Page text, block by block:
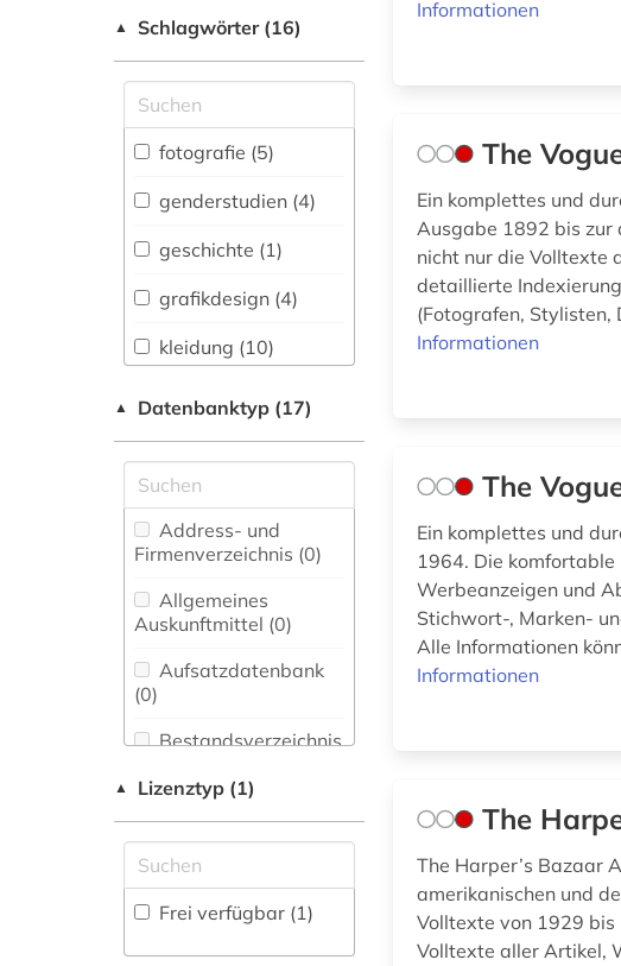
fachübergreifende
Allgemeine und
vergleichende Sprach-
und
Literaturwissenschaft.
Indogermanistik.
Außereuropäische
Sprachen und
Literaturen (0)
Anglistik.
Amerikanistik (0)
Vermessungswesen (0)
Biologie,
Biotechnologie (0)
Buch- und
Bibliothekswesen,
Informationswissenschaft
(0)
Pharmazie (0)
Elektrotechnik,
Elektronik,
Nachrichtentechnik (0)
Energietechnik (0)
Ethnologie (9)
▲ Schlagwörter (16)
fotografie (5)
genderstudien (4)
geschichte (1)
grafikdesign (4)
kleidung (10)
kostümkunde (1)
lexikon (1)
marketing (4)
mode (10)
populärkultur (4)
textilie (1)
textilien (6)
werbung (4)
wörterbuch (1)
▲ Datenbanktyp (17)
Address- und
Firmenverzeichnis (0)
Allgemeines
Auskunftmittel (0)
Aufsatzdatenbank
(0)
Bestandsverzeichnis
Buchhandelsverzeichnis
▲ Lizenztyp (1)
Frei verfügbar (1)
Informationen
The
Ein komplettes und
Ausgabe 1892 bis zur
nicht nur die Volltexte
detaillierte
(Fotografen, Stylisten,
Informationen
The
Ein komplettes und
1964. Die
Werbeanzeigen und
Stichwort-, Marken-
Alle Informationen
Informationen
The
The Harper’s Bazaar
amerikanischen und
Volltexte von 1929 bis
Volltexte aller Artikel,